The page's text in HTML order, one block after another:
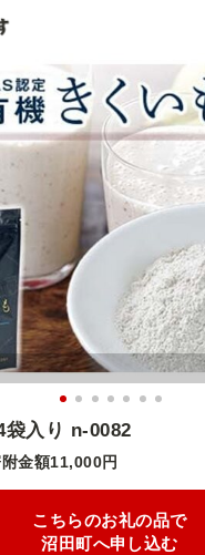
閲覧履歴
す
ゴリや金額で絞り込み
袋入り n-0082
金額11,000円
こちらのお礼の品で
沼田町へ申し込む